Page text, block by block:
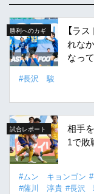
勝利へのカギ
【ラ
れな
なっ
#長沢 駿
試合レポート
相手
1で敗
#ムン キョンゴン
#薩川 淳貴 #長沢